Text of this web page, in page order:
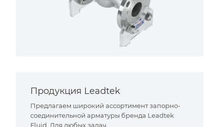
Продукция Leadtek
Предлагаем широкий ассортимент запорно-
соединительной арматуры бренда Leadtek
Fluid. Для любых задач.